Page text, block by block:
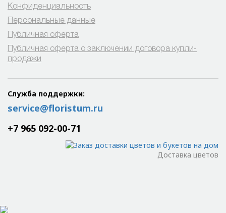
Конфиденциальность
Персональные данные
Публичная оферта
Публичная оферта о заключении договора купли-
продажи
Служба поддержки:
service@floristum.ru
+7 965 092-00-71
Доставка цветов